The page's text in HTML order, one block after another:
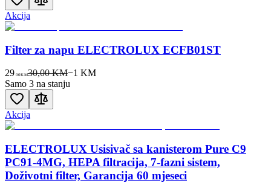
Akcija
Filter za napu ELECTROLUX ECFB01ST
29 00KM30,00 KM−1 KM
Samo 3 na stanju
Akcija
ELECTROLUX Usisivač sa kanisterom Pure C9
PC91-4MG, HEPA filtracija, 7-fazni sistem,
Doživotni filter, Garancija 60 mjeseci